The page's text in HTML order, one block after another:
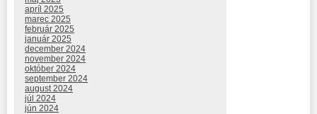
apríl 2025
marec 2025
február 2025
január 2025
december 2024
november 2024
október 2024
september 2024
august 2024
júl 2024
jún 2024